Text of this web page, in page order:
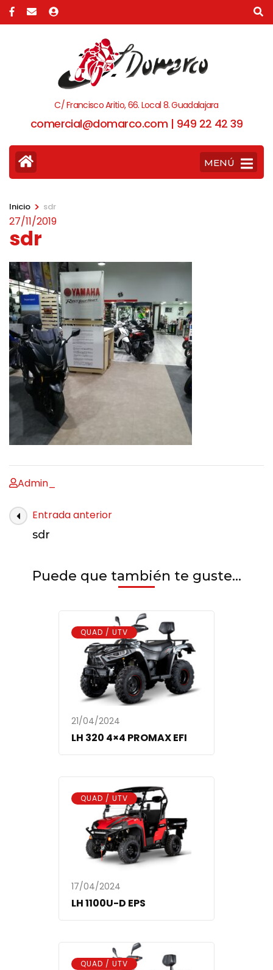
C/ Francisco Aritio, 66. Local 8. Guadalajara
comercial@domarco.com | 949 22 42 39
MENÚ
Inicio > sdr
27/11/2019
sdr
Admin_
Entrada anterior
sdr
Puede que también te guste...
QUAD / UTV
21/04/2024
LH 320 4×4 PROMAX EFI
QUAD / UTV
17/04/2024
LH 1100U-D EPS
QUAD / UTV